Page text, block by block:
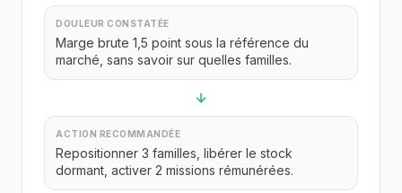
DOULEUR CONSTATÉE
Marge brute 1,5 point sous la référence du
marché, sans savoir sur quelles familles.
ACTION RECOMMANDÉE
Repositionner 3 familles, libérer le stock
dormant, activer 2 missions rémunérées.